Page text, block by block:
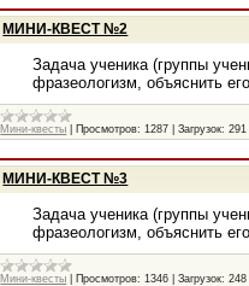
МИНИ-КВЕСТ №2
Задача ученика (группы
фразеологизм, объяснить
Мини-квесты Просмотров: 1287 |Загрузок: 291
МИНИ-КВЕСТ №3
Задача ученика (группы
фразеологизм, объяснить
Мини-квесты Просмотров: 1346 |Загрузок: 248